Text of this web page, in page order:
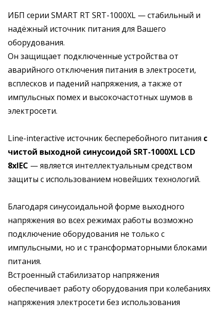
ИБП серии SMART RT SRT-1000XL — стабильный и
надёжный источник питания для Вашего
оборудования.
Он защищает подключенные устройства от
аварийного отключения питания в электросети,
всплесков и падений напряжения, а также от
импульсных помех и высокочастотных шумов в
электросети.
Line-interactive источник бесперебойного питания с
чистой выходной синусоидой SRT-1000XL LCD
8хIEC — является интеллектуальным средством
защиты с использованием новейших технологий.
Благодаря синусоидальной форме выходного
напряжения во всех режимах работы возможно
подключение оборудования не только с
импульсными, но и с трансформаторными блоками
питания.
Встроенный стабилизатор напряжения
обеспечивает работу оборудования при колебаниях
напряжения электросети без использования